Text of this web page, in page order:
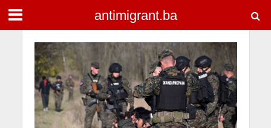
antimigrant.ba